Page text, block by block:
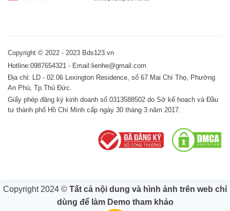
Copyright © 2022 - 2023 Bds123.vn
Hotline:0987654321 - Email:lienhe@gmail.com
Địa chỉ: LD - 02.06 Lexington Residence, số 67 Mai Chí Thọ, Phường
An Phú, Tp.Thủ Đức.
Giấy phép đăng ký kinh doanh số 0313588502 do Sở kế hoạch và Đầu
tư thành phố Hồ Chí Minh cấp ngày 30 tháng 3 năm 2017.
Copyright 2024 © Tất cả nội dung và hình ảnh trên web chỉ
dùng để làm Demo tham khảo